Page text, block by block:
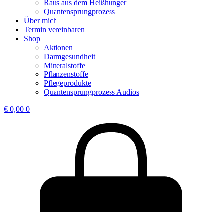
Raus aus dem Heißhunger
Quantensprungprozess
Über mich
Termin vereinbaren
Shop
Aktionen
Darmgesundheit
Mineralstoffe
Pflanzenstoffe
Pflegeprodukte
Quantensprungprozess Audios
€ 0,00 0